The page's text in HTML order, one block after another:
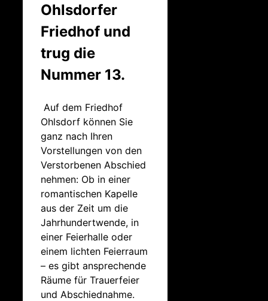
Ohlsdorfer
Friedhof und
trug die
Nummer 13.
Auf dem Friedhof
Ohlsdorf können Sie
ganz nach Ihren
Vorstellungen von den
Verstorbenen Abschied
nehmen: Ob in einer
romantischen Kapelle
aus der Zeit um die
Jahrhundertwende, in
einer Feierhalle oder
einem lichten Feierraum
– es gibt ansprechende
Räume für Trauerfeier
und Abschiednahme.